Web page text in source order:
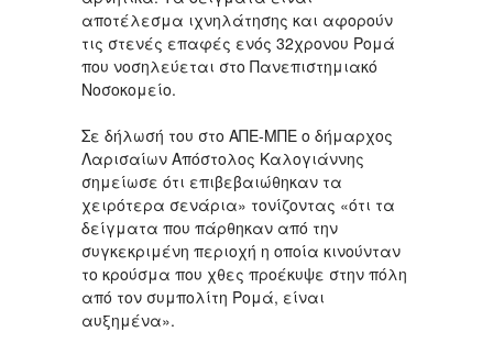
αποτέλεσμα ιχνηλάτησης και αφορούν
τις στενές επαφές ενός 32χρονου Ρομά
που νοσηλεύεται στο Πανεπιστημιακό
Νοσοκομείο.
Σε δήλωσή του στο ΑΠΕ-ΜΠΕ ο δήμαρχος
Λαρισαίων Απόστολος Καλογιάννης
σημείωσε ότι επιβεβαιώθηκαν τα
χειρότερα σενάρια» τονίζοντας «ότι τα
δείγματα που πάρθηκαν από την
συγκεκριμένη περιοχή η οποία κινούνταν
το κρούσμα που χθες προέκυψε στην πόλη
από τον συμπολίτη Ρομά, είναι
αυξημένα».